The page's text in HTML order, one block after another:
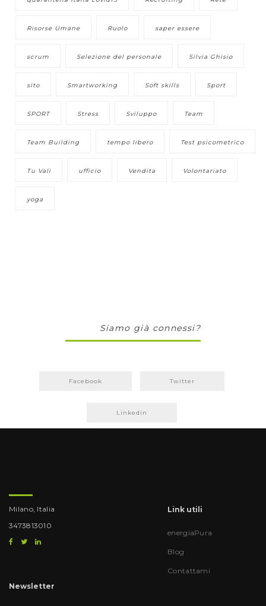
Risorse Umane Ruolo saper essere
scrum Selezione del personale Silvia Ghisio
sito Smartworking Soft skills Sport
SPORT Stress Sviluppo Team
Team Building tempo libero Test psicometrico
Tu Vali ufficio Vendita Volontariato
yoga
Siamo già connessi?
Facebook Twitter
Linkedin
Milano, Italia
3473813010
Link utili
energiaPura
Blog
Contattami
Newsletter